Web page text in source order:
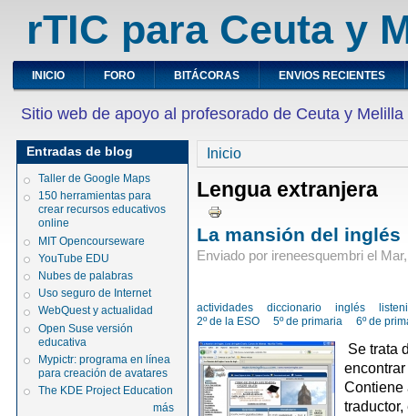
rTIC para Ceuta y
INICIO FORO BITÁCORAS ENVIOS RECIENTES
Sitio web de apoyo al profesorado de Ceuta y Melilla
Entradas de blog
Taller de Google Maps
150 herramientas para
crear recursos educativos
online
MIT Opencourseware
YouTube EDU
Nubes de palabras
Uso seguro de Internet
WebQuest y actualidad
Open Suse versión
educativa
Mypictr: programa en línea
para creación de avatares
The KDE Project Education
más
Inicio
Lengua extranjera
La mansión del inglés
Enviado por ireneesquembri el
actividades diccionario inglés
2º de la ESO
5º de primaria 6º de
Se trata
Contiene
traductor,